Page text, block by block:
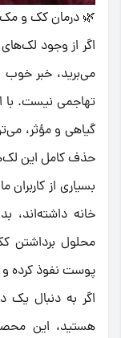
🌿 درمان کک و مک
اگر از وجود
می‌برید، خبر خوب
تهاجمی نیست. با
گیاهی و مؤثر،
حذف کامل این
بسیاری از کاربران
خانه داشته‌اند،
محلول
پوست نفوذ کرده و
اگر به دنبال یک
هستید، این